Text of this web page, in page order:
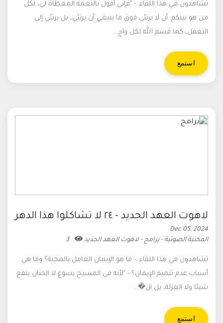
تشاهدون في هذا اللقاء: - "فإني أقول بالنعمة المعطاة لي، لكل
من هو بينكم: أن لا يرتئي فوق ما ينبغي أن يرتئي، بل يرتئي إلى
التعقل، كما قسم الله لكل واح...
استمع
لاهوت العهد الجديد - ٢٤ لا تشاكلوا هذا الدهر
Dec 05, 2024
المكتبة الصوتية - برامج - لاهوت العهد الجديد
3
تشاهدون في هذا اللقاء: - ما هو الإيمان العامل بالمحبة؟ وما هي
أسباب عدم تتميم الإيمان؟ - "لأنه في المسيح يسوع لا الختان ينفع
شيئا ولا الغرلة، بل ال�...
استمع